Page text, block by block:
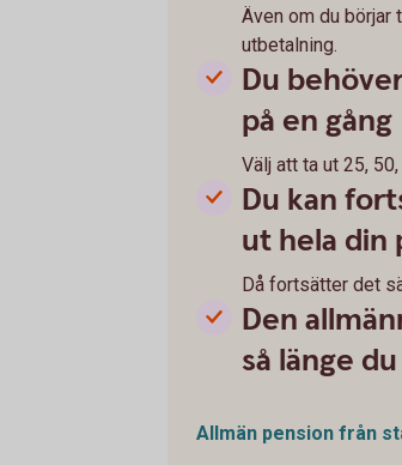
Även om du börjar
utbetalning.
Du
på en gång
Välj att ta ut 25,
Du kan
ut hela din
Då fortsätter det
Den
så länge
Allmän pension från